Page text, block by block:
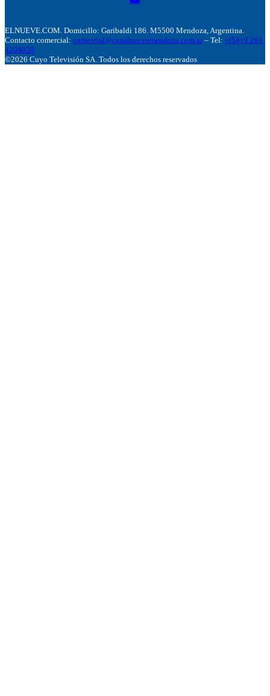
ELNUEVE.COM. Domicillo: Garibaldi 186. M5500 Mendoza, Argentina.
Contacto comercial: comercial@canalnuevemendoza.com.ar – Tel: +(54) 9 261
4204020
©2026 Cuyo Televisión SA. Todos los derechos reservados